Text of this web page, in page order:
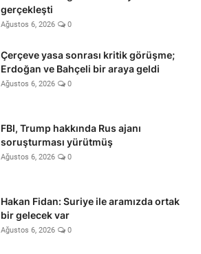
gerçekleşti
Ağustos 6, 2026 0
Çerçeve yasa sonrası kritik görüşme;
Erdoğan ve Bahçeli bir araya geldi
Ağustos 6, 2026 0
FBI, Trump hakkında Rus ajanı
soruşturması yürütmüş
Ağustos 6, 2026 0
Hakan Fidan: Suriye ile aramızda ortak
bir gelecek var
Ağustos 6, 2026 0